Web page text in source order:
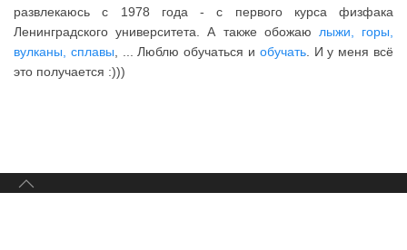
развлекаюсь с 1978 года - с первого курса физфака
Ленинградского университета. А также обожаю лыжи, горы,
вулканы, сплавы , ... Люблю обучаться и обучать. И у меня всё
это получается :)))